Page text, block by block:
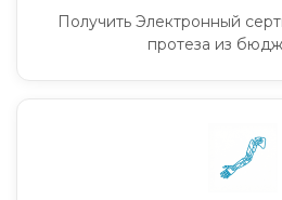
Получить Электронный
протеза из